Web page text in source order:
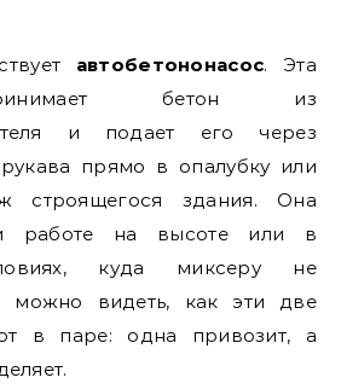
автобетононасос. Эта
бетон из
и подает его через
прямо в опалубку или
строящегося здания. Она
работе на высоте или в
куда миксеру не
можно видеть, как эти две
в паре: одна привозит, а